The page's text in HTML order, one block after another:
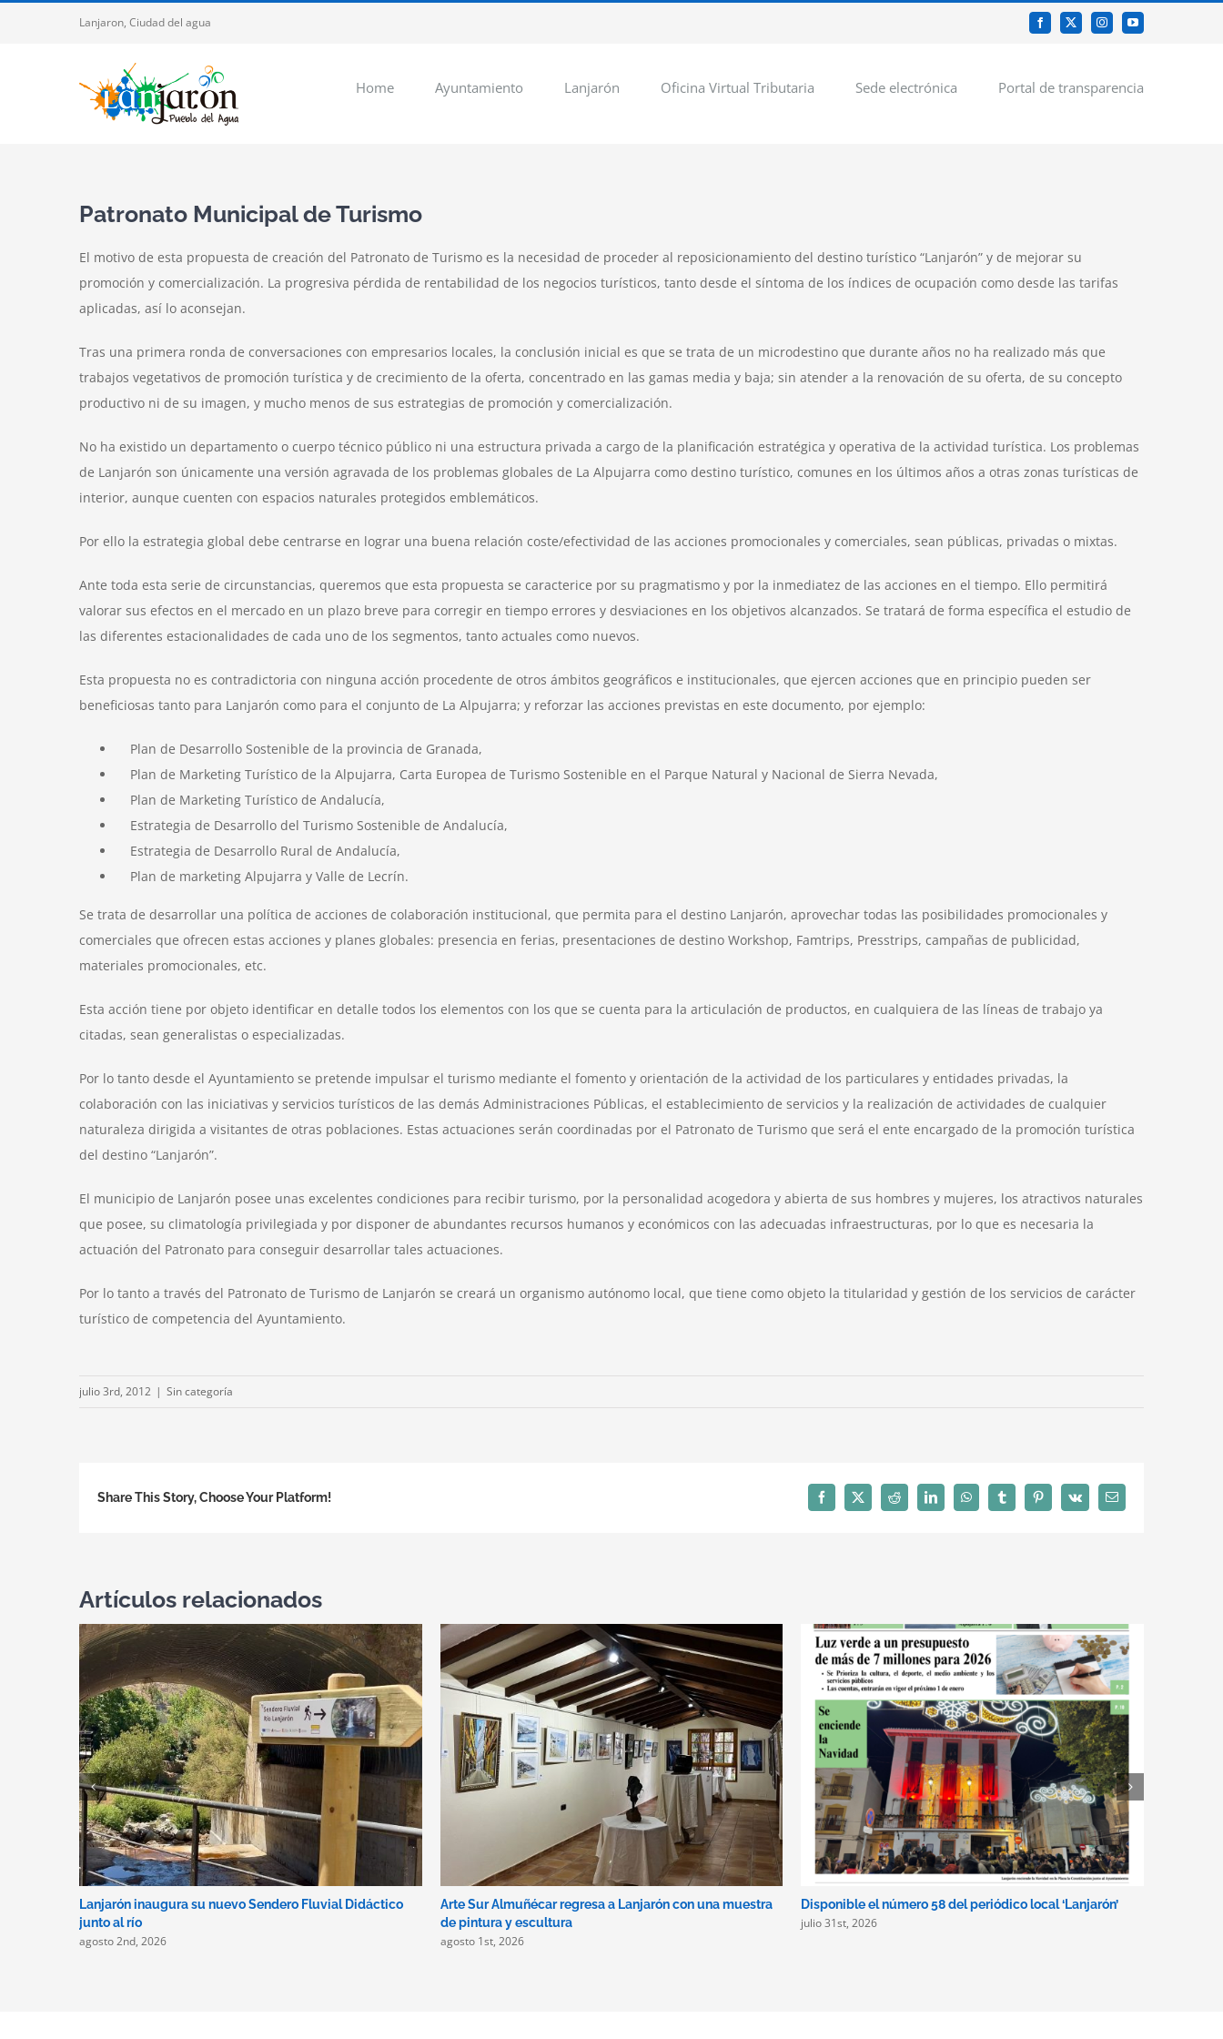
Lanjaron, Ciudad del agua Facebook
X InstagramYouTube
Home Ayuntamiento Lanjarón Oficina Virtual Tributaria Sede electrónica Portal de transparencia
Patronato Municipal de Turismo
El motivo de esta propuesta de creación del Patronato de Turismo es la necesidad de proceder al reposicionamiento del destino turístico “Lanjarón” y de mejorar su
promoción y comercialización. La progresiva pérdida de rentabilidad de los negocios turísticos, tanto desde el síntoma de los índices de ocupación como desde las tarifas
aplicadas, así lo aconsejan.
Tras una primera ronda de conversaciones con empresarios locales, la conclusión inicial es que se trata de un microdestino que durante años no ha realizado más que
trabajos vegetativos de promoción turística y de crecimiento de la oferta, concentrado en las gamas media y baja; sin atender a la renovación de su oferta, de su concepto
productivo ni de su imagen, y mucho menos de sus estrategias de promoción y comercialización.
No ha existido un departamento o cuerpo técnico público ni una estructura privada a cargo de la planificación estratégica y operativa de la actividad turística. Los problemas
de Lanjarón son únicamente una versión agravada de los problemas globales de La Alpujarra como destino turístico, comunes en los últimos años a otras zonas turísticas de
interior, aunque cuenten con espacios naturales protegidos emblemáticos.
Por ello la estrategia global debe centrarse en lograr una buena relación coste/efectividad de las acciones promocionales y comerciales, sean públicas, privadas o mixtas.
Ante toda esta serie de circunstancias, queremos que esta propuesta se caracterice por su pragmatismo y por la inmediatez de las acciones en el tiempo. Ello permitirá
valorar sus efectos en el mercado en un plazo breve para corregir en tiempo errores y desviaciones en los objetivos alcanzados. Se tratará de forma específica el estudio de
las diferentes estacionalidades de cada uno de los segmentos, tanto actuales como nuevos.
Esta propuesta no es contradictoria con ninguna acción procedente de otros ámbitos geográficos e institucionales, que ejercen acciones que en principio pueden ser
beneficiosas tanto para Lanjarón como para el conjunto de La Alpujarra; y reforzar las acciones previstas en este documento, por ejemplo:
Plan de Desarrollo Sostenible de la provincia de Granada,
Plan de Marketing Turístico de la Alpujarra, Carta Europea de Turismo Sostenible en el Parque Natural y Nacional de Sierra Nevada,
Plan de Marketing Turístico de Andalucía,
Estrategia de Desarrollo del Turismo Sostenible de Andalucía,
Estrategia de Desarrollo Rural de Andalucía,
Plan de marketing Alpujarra y Valle de Lecrín.
Se trata de desarrollar una política de acciones de colaboración institucional, que permita para el destino Lanjarón, aprovechar todas las posibilidades promocionales y
comerciales que ofrecen estas acciones y planes globales: presencia en ferias, presentaciones de destino Workshop, Famtrips, Presstrips, campañas de publicidad,
materiales promocionales, etc.
Esta acción tiene por objeto identificar en detalle todos los elementos con los que se cuenta para la articulación de productos, en cualquiera de las líneas de trabajo ya
citadas, sean generalistas o especializadas.
Por lo tanto desde el Ayuntamiento se pretende impulsar el turismo mediante el fomento y orientación de la actividad de los particulares y entidades privadas, la
colaboración con las iniciativas y servicios turísticos de las demás Administraciones Públicas, el establecimiento de servicios y la realización de actividades de cualquier
naturaleza dirigida a visitantes de otras poblaciones. Estas actuaciones serán coordinadas por el Patronato de Turismo que será el ente encargado de la promoción turística
del destino “Lanjarón”.
El municipio de Lanjarón posee unas excelentes condiciones para recibir turismo, por la personalidad acogedora y abierta de sus hombres y mujeres, los atractivos naturales
que posee, su climatología privilegiada y por disponer de abundantes recursos humanos y económicos con las adecuadas infraestructuras, por lo que es necesaria la
actuación del Patronato para conseguir desarrollar tales actuaciones.
Por lo tanto a través del Patronato de Turismo de Lanjarón se creará un organismo autónomo local, que tiene como objeto la titularidad y gestión de los servicios de carácter
turístico de competencia del Ayuntamiento.
julio 3rd, 2012 | Sin categoría
Share This Story, Choose Your Platform! Facebook
X Reddit LinkedInWhatsAppTumblrPinterest
Vk
Correo
electrónico
Artículos relacionados
Lanjarón inaugura su nuevo Sendero Fluvial Didáctico
junto al río
agosto 2nd, 2026
Arte Sur Almuñécar regresa a Lanjarón con una muestra
de pintura y escultura
agosto 1st, 2026
Disponible el número 58 del periódico local ‘Lanjarón’
julio 31st, 2026